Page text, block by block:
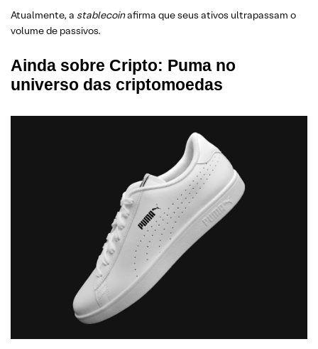
Atualmente, a stablecoinafirma que seus ativos ultrapassam o
volume de passivos.
Ainda sobre Cripto: Puma no
universo das criptomoedas